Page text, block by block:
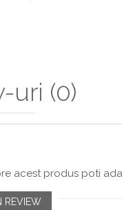
uri (0)
acest produs poti
REVIEW